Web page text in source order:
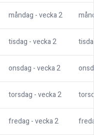
måndag - vecka2
tisdag - vecka2
onsdag - vecka2
torsdag - vecka2
fredag - vecka2